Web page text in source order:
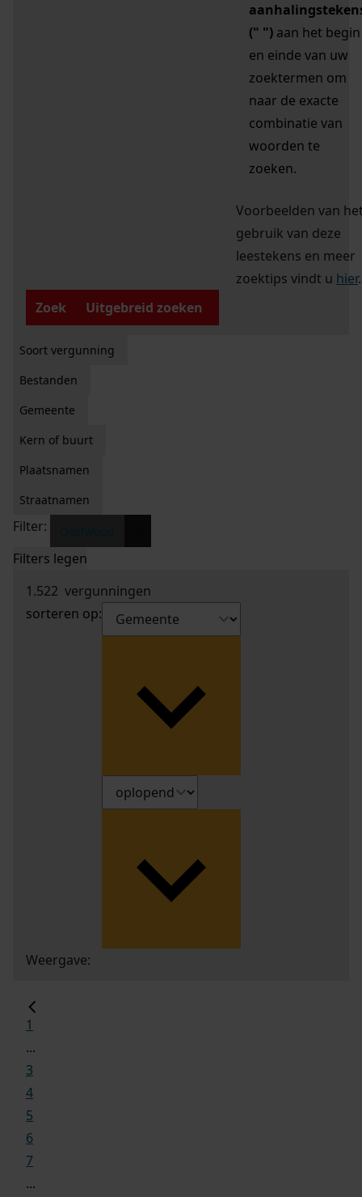
(" ") aan het begin
en einde van uw
zoektermen om
naar de exacte
combinatie van
woorden te
zoeken.
Voorbeelden van
gebruik van deze
leestekens en meer
zoektips vindt u hier.
Zoek
Uitgebreid zoeken
Soort vergunning
Bestanden
Gemeente
Kern of buurt
Plaatsnamen
Straatnamen
Filter:
Filters legen
1.522 vergunningen
sorteren op:
Weergave:
1
...
3
4
5
6
7
...